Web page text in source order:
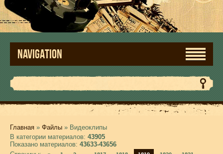
NAVIGATION
Главная » Файлы » Видеоклипы
В категории материалов: 43905
Показано материалов: 43633-43656